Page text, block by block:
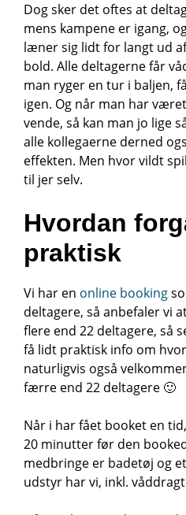
Dog sker det oftes at
mens kampene er igang,
læner sig lidt for langt ud
bold. Alle deltagerne får
man ryger en tur i baljen,
igen. Og når man har
vende, så kan man jo lige
alle kollegaerne derned
effekten. Men hvor vildt
til jer selv.
Hvordan
praktisk
Vi har en online booking
deltagere, så anbefaler vi
flere end 22 deltagere, så
få lidt praktisk info om
naturligvis også
færre end 22 deltagere 🙂
Når i har fået booket en
20 minutter før den
medbringe er badetøj og
udstyr har vi, inkl.